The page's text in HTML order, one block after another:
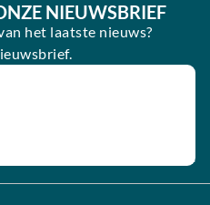
NIEUWSBRIEF
het laatste nieuws?